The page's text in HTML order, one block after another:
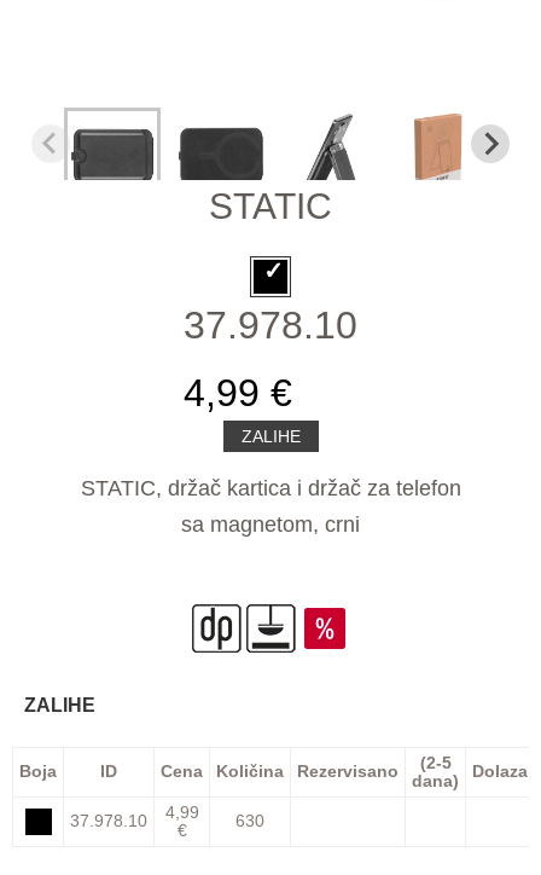
STATIC
37.978.10
4,99 €
ZALIHE
STATIC, držač kartica i držač za telefon
sa magnetom, crni
ZALIHE
Boja ID Cena Količina Rezervisano
(2-5
dana)
Dolazak
37.978.10
4,99
€
630